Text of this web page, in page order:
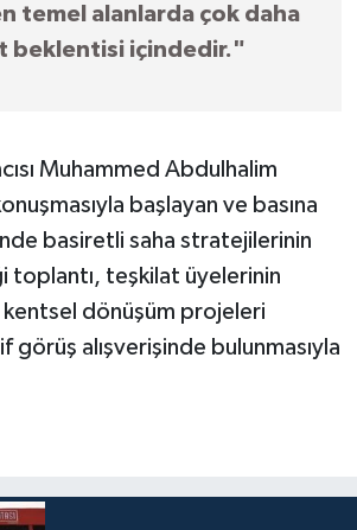
temel alanlarda çok daha
beklentisi içindedir."
Muhammed Abdulhalim
başlayan ve basına
basiretli saha stratejilerinin
toplantı, teşkilat üyelerinin
kentsel dönüşüm projeleri
görüş alışverişinde bulunmasıyla